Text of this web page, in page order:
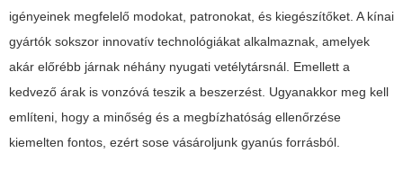
igényeinek megfelelő modokat, patronokat, és kiegészítőket. A kínai
gyártók sokszor innovatív technológiákat alkalmaznak, amelyek
akár előrébb járnak néhány nyugati vetélytársnál. Emellett a
kedvező árak is vonzóvá teszik a beszerzést. Ugyanakkor meg kell
említeni, hogy a minőség és a megbízhatóság ellenőrzése
kiemelten fontos, ezért sose vásároljunk gyanús forrásból.